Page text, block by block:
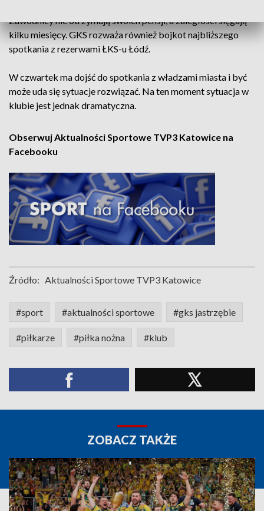
Zawodnicy nie otrzymują swoich pensji, a zaległości sięgają
kilku miesięcy. GKS rozważa również bojkot najbliższego
spotkania z rezerwami ŁKS-u Łódź.
W czwartek ma dojść do spotkania z władzami miasta i być
może uda się sytuacje rozwiązać. Na ten moment sytuacja w
klubie jest jednak dramatyczna.
Obserwuj Aktualności Sportowe TVP3 Katowice na
Facebooku
Źródło: Aktualności Sportowe TVP3 Katowice
#sport #aktualności sportowe #gks jastrzębie
#piłkarze #piłka nożna #klub
ZOBACZ TAKŻE